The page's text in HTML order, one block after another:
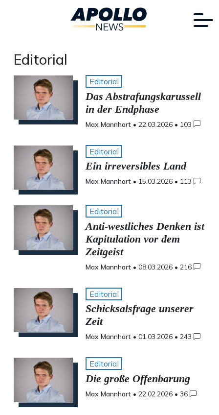
Editorial
Editorial
Das Abstrafungskarussell
in der Endphase
Max Mannhart • 22.03.2026 • 103
Editorial
Ein irreversibles Land
Max Mannhart • 15.03.2026 • 113
Editorial
Anti-westliches Denken ist
Kapitulation vor dem
Zeitgeist
Max Mannhart • 08.03.2026 • 216
Editorial
Schicksalsfrage unserer
Zeit
Max Mannhart • 01.03.2026 • 243
Editorial
Die große Offenbarung
Max Mannhart • 22.02.2026 • 36